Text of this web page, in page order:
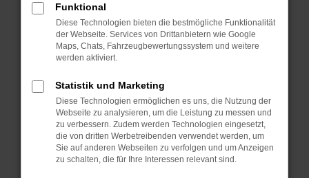
anderen Browser oder in einem privaten
Fenster?
Starte dein Gerät neu.
Das kann manchmal helfen,
vorübergehende Probleme zu beheben.
Stelle sicher, dass dein Browser und dein
Betriebssystem auf dem neuesten Stand
sind.
Veraltete Software birgt nicht nur ein
Funktional
Diese Technologien bieten die bestmögliche Funktionalität
der Webseite. Services von Drittanbietern wie Google
Maps, Chats, Fahrzeugbewertungssystem und weitere
werden aktiviert.
Statistik und Marketing
Diese Technologien ermöglichen es uns, die Nutzung der
Webseite zu analysieren, um die Leistung zu messen und
zu verbessern. Zudem werden Technologien eingesetzt,
die von dritten Werbetreibenden verwendet werden, um
Sie auf anderen Webseiten zu verfolgen und um Anzeigen
zu schalten, die für Ihre Interessen relevant sind.